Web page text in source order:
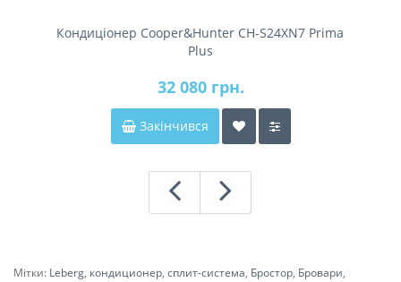
Кондиціонер Cooper&Hunter CH-S24XN7 Prima
Plus
32 080 грн.
Закінчився
Мітки: Leberg, кондиционер, сплит-система, Бростор, Бровари,